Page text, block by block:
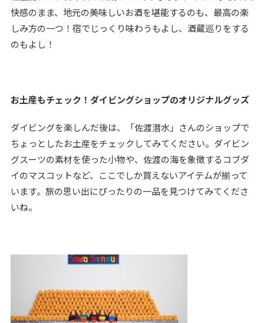
快感のまま、地元の美味しいお酒を堪能するのも、最高の楽
しみ方の一つ！宿でじっくり味わうもよし、酒蔵巡りをする
のもよし！
お土産もチェック！ダイビングショップのオリジナルグッズ
ダイビングを楽しんだ後は、「佐渡潜水」さんのショップで
ちょっとしたお土産をチェックしてみてください。ダイビン
グスーツの素材を使った小物や、佐渡の海を象徴するコブダ
イのマスコットなど、ここでしか買えないアイテムが揃って
います。旅の思い出にぴったりの一品を見つけてみてくださ
いね。